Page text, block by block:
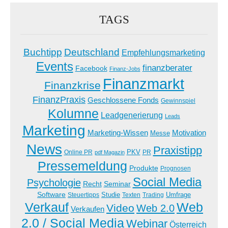
TAGS
Buchtipp Deutschland Empfehlungsmarketing
Events Facebook Finanz-Jobs finanzberater
Finanzkrise Finanzmarkt
FinanzPraxis Geschlossene Fonds Gewinnspiel
Kolumne Leadgenerierung Leads
Marketing Marketing-Wissen Messe Motivation
News Online PR pdf Magazin PKV PR Praxistipp
Pressemeldung Produkte Prognosen
Psychologie Recht Seminar Social Media
Software Steuertipps Studie Texten Trading Umfrage
Verkauf Verkaufen Video Web 2.0Web
2.0 / Social MediaWebinar Österreich